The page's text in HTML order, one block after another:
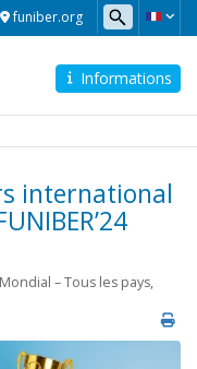
funiber.org
Informations
international
Mondial – Tous les pays,